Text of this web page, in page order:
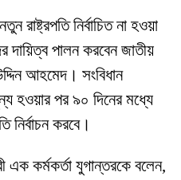
রাষ্ট্রপতি নির্বাচিত না হওয়া
দায়িত্ব পালন করবেন জাতীয়
আহমেদ। সংবিধান
হওয়ার পর ৯০ দিনের মধ্যে
নির্বাচন করবে।
এক কর্মকর্তা যুগান্তরকে বলেন,